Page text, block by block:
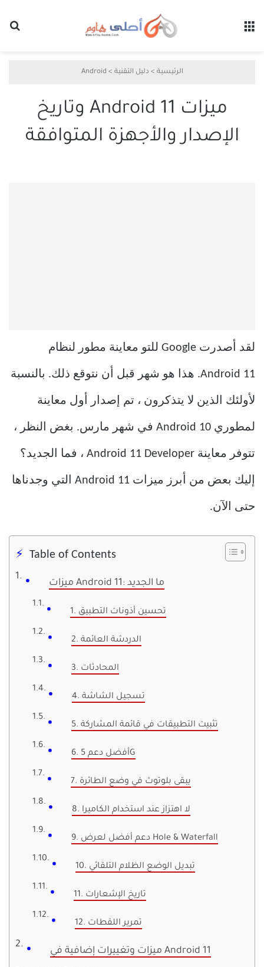
الرئيسية > دليل التقنية >
Android
ميزات Android 11 وتاريخ
الإصدار والأجهزة المتوافقة
لقد أصدرت Google للتو معاينة مطور لنظام
Android 11. هذا هو شهر قبل أن نتوقع ذلك. بالنسبة
لأولئك الذين لا يتذكرون ، تم إصدار أول معاينة
لمطوري Android 10 في شهر مارس. بغض النظر ،
تتوفر معاينة Android 11 Developer ، فما الجديد؟
إليك بعض من أبرز ميزات Android 11 التي وجدناها
حتى الآن.
Table of Contents
ميزات Android 11: ما الجديد
1. تحسين أذونات التطبيق
2. الدردشة العائمة
3. المحادثات
4. تسجيل الشاشة
5. تثبيت التطبيقات في قائمة المشاركة
6. أفضل دعم 5G
7. يبقى بلوتوث في وضع الطائرة
8. لا اهتزاز عند استخدام الكاميرا
9. دعم أفضل لعرض Hole & Waterfall
10. تبديل الوضع الظلام التلقائي
11. تاريخ الإشعارات
12. تمرير اللقطات
ميزات وتغييرات إضافية في Android 11